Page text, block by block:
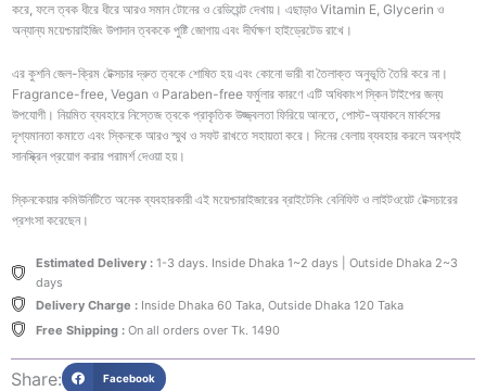
quantity
করে, ফলে ত্বক ধীরে ধীরে আরও সমান টোনের ও রেডিয়েন্ট দেখায়। এছাড়াও Vitamin E, Glycerin ও
অন্যান্য ময়েশ্চারাইজিং উপাদান ত্বককে পুষ্টি জোগায় এবং দীর্ঘক্ষণ হাইড্রেটেড রাখে।
এর কুশনি জেল-ক্রিম টেক্সচার দ্রুত ত্বকে শোষিত হয় এবং কোনো ভারী বা তৈলাক্ত অনুভূতি তৈরি করে না।
Fragrance-free, Vegan ও Paraben-free ফর্মুলার কারণে এটি অধিকাংশ স্কিন টাইপের জন্য
উপযোগী। নিয়মিত ব্যবহারে নিস্তেজ ত্বকে প্রাকৃতিক উজ্জ্বলতা ফিরিয়ে আনতে, পোস্ট-অ্যাকনে মার্কসের
দৃশ্যমানতা কমাতে এবং স্কিনকে আরও স্মুথ ও সফট রাখতে সহায়তা করে। দিনের বেলায় ব্যবহার করলে অবশ্যই
সানস্ক্রিন প্রয়োগ করার পরামর্শ দেওয়া হয়।
স্কিনকেয়ার কমিউনিটিতে অনেক ব্যবহারকারী এই ময়েশ্চারাইজারের ব্রাইটেনিং বেনিফিট ও লাইটওয়েট টেক্সচারের
প্রশংসা করেছেন।
Estimated Delivery :1-3 days. Inside Dhaka 1~2 days | Outside Dhaka 2~3
days
Delivery Charge :Inside Dhaka 60 Taka, Outside Dhaka 120 Taka
Free Shipping :On all orders over Tk. 1490
Share: Facebook